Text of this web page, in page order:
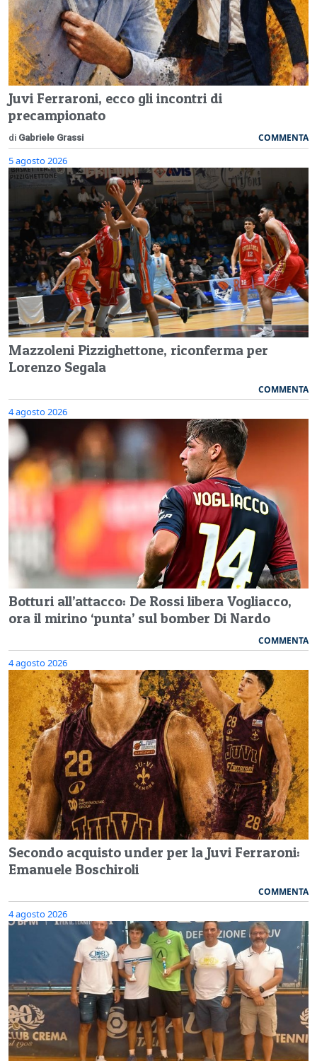
Juvi Ferraroni, ecco gli incontri di
precampionato
di Gabriele Grassi COMMENTA
5 agosto 2026
Mazzoleni Pizzighettone, riconferma per
Lorenzo Segala
COMMENTA
4 agosto 2026
Botturi all’attacco: De Rossi libera Vogliacco,
ora il mirino ‘punta’ sul bomber Di Nardo
COMMENTA
4 agosto 2026
Secondo acquisto under per la Juvi Ferraroni:
Emanuele Boschiroli
COMMENTA
4 agosto 2026